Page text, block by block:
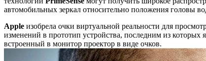
автомобильных зеркал относительно положения головы
Apple изобрела очки виртуальной реальности для
изменений в прототип устройства, последним из которых
встроенный в монитор проектор в виде очков.